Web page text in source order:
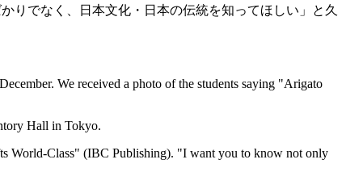
りでなく、日本文化・日本の伝統を知ってほしい」と久
We received a photo of the students saying "Arigato
Hall in Tokyo.
World-Class" (IBC Publishing). "I want you to know not only